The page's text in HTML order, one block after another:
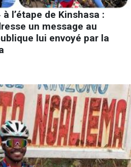
l’étape de Kinshasa :
un message au
lui envoyé par la